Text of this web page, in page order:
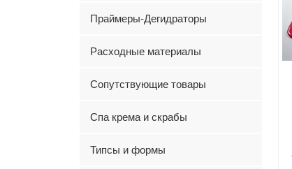
Праймеры-Дегидраторы
Расходные материалы
Сопутствующие товары
Спа крема и скрабы
Типсы и формы